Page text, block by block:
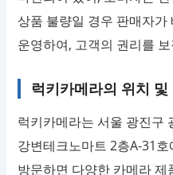
상품 불량일 경우 판매자
운영하여, 고객의 권리를
럭키카메라의 위치 및
럭키카메라는 서울 광진구
강변테크노마트 2층A-31
방문하면 다양한 카메라